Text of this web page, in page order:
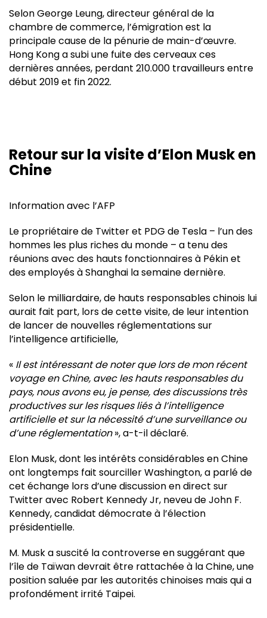
Selon George Leung, directeur général de la
chambre de commerce, l’émigration est la
principale cause de la pénurie de main-d’œuvre.
Hong Kong a subi une fuite des cerveaux ces
dernières années, perdant 210.000 travailleurs entre
début 2019 et fin 2022.
Retour sur la visite d’Elon Musk en
Chine
Information avec l’AFP
Le propriétaire de Twitter et PDG de Tesla – l’un des
hommes les plus riches du monde – a tenu des
réunions avec des hauts fonctionnaires à Pékin et
des employés à Shanghai la semaine dernière.
Selon le milliardaire, de hauts responsables chinois lui
aurait fait part, lors de cette visite, de leur intention
de lancer de nouvelles réglementations sur
l’intelligence artificielle,
« Il est intéressant de noter que lors de mon récent
voyage en Chine, avec les hauts responsables du
pays, nous avons eu, je pense, des discussions très
productives sur les risques liés à l’intelligence
artificielle et sur la nécessité d’une surveillance ou
d’une réglementation», a-t-il déclaré.
Elon Musk, dont les intérêts considérables en Chine
ont longtemps fait sourciller Washington, a parlé de
cet échange lors d’une discussion en direct sur
Twitter avec Robert Kennedy Jr, neveu de John F.
Kennedy, candidat démocrate à l’élection
présidentielle.
M. Musk a suscité la controverse en suggérant que
l’île de Taïwan devrait être rattachée à la Chine, une
position saluée par les autorités chinoises mais qui a
profondément irrité Taipei.